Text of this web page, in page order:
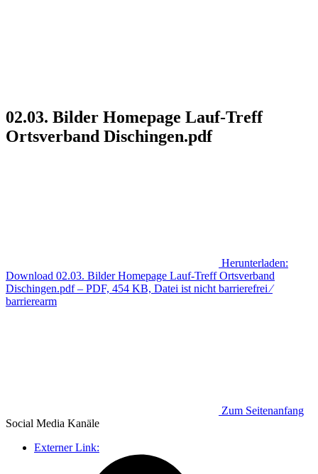
02.03. Bilder Homepage Lauf-Treff
Ortsverband Dischingen.pdf
Herunterladen:
Download 02.03. Bilder Homepage Lauf-Treff Ortsverband
Dischingen.pdf – PDF, 454 KB, Datei ist nicht barrierefrei ⁄
barrierearm
Zum Seitenanfang
Social Media Kanäle
Externer Link: